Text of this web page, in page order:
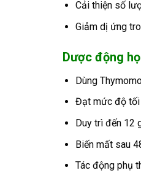
Cải thiện số
Giảm dị ứng
Dược động
Dùng
Đạt mức độ
Duy trì đến 12
Biến mất sau
Tác động phụ